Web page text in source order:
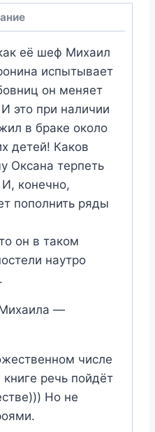
её шеф Михаил
испытывает
он меняет
это при наличии
в браке около
детей! Каков
Оксана терпеть
конечно,
пополнить ряды
он в таком
наутро
—
числе
речь пойдёт
Но не